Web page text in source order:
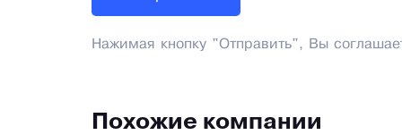
Нажимая кнопку "Отправить", Вы
Похожие компании